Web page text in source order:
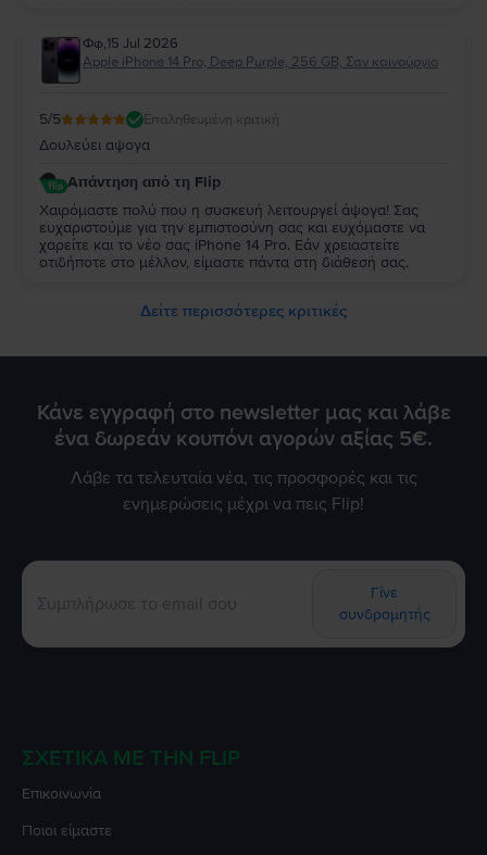
Φφ,15 Jul 2026
Apple iPhone 14 Pro, Deep Purple, 256 GB, Σαν καινούργιο
5/5 Επαληθευμένη κριτική
Δουλεύει αψογα
Απάντηση από τη Flip
Χαιρόμαστε πολύ που η συσκευή λειτουργεί άψογα! Σας
ευχαριστούμε για την εμπιστοσύνη σας και ευχόμαστε να
χαρείτε και το νέο σας iPhone 14 Pro. Εάν χρειαστείτε
οτιδήποτε στο μέλλον, είμαστε πάντα στη διάθεσή σας.
Δείτε περισσότερες κριτικές
Κάνε εγγραφή στο newsletter μας και λάβε
ένα δωρεάν κουπόνι αγορών αξίας 5€.
Λάβε τα τελευταία νέα, τις προσφορές και τις
ενημερώσεις μέχρι να πεις Flip!
Γίνε
συνδρομητής
ΣΧΕΤΙΚΆ ΜΕ ΤΗΝ FLIP
Επικοινωνία
Ποιοι είμαστε